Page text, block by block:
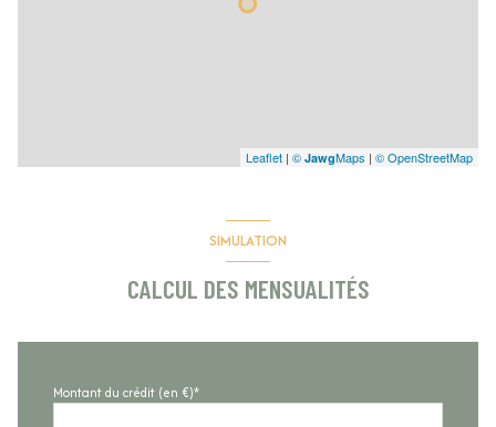
Leaflet | © JawgMaps | © OpenStreetMap
SIMULATION
CALCUL DES MENSUALITÉS
Montant du crédit (en €)*